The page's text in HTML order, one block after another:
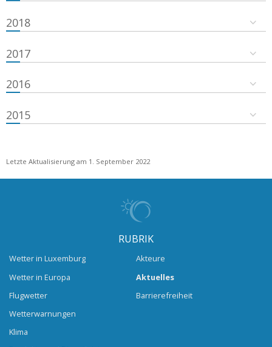
2018
2017
2016
2015
Letzte Aktualisierung am 1. September 2022
RUBRIK
Wetter in Luxemburg
Wetter in Europa
Flugwetter
Wetterwarnungen
Klima
Akteure
Aktuelles
Barrierefreiheit